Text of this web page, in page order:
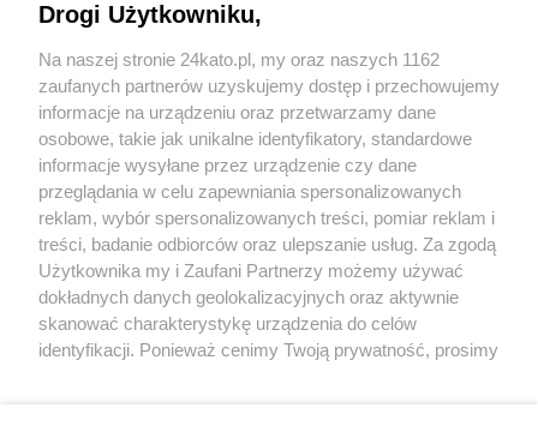
Wydawca mediów lokalnych
Nie zapomnij
zapoznać się z:
polityką prywatności regulamin korzystania z portali
Twojemiasto
Piekary Śląskie
Chorzów
Tarnowskie Góry
Skontakuj sięz nami
Kontakt
Wydawca
Redakcja
Drogi Użytkowniku,
Na naszej stronie 24kato.pl, my oraz naszych 1162
zaufanych partnerów uzyskujemy dostęp i przechowujemy
informacje na urządzeniu oraz przetwarzamy dane
osobowe, takie jak unikalne identyfikatory, standardowe
informacje wysyłane przez urządzenie czy dane
przeglądania w celu zapewniania spersonalizowanych
reklam, wybór spersonalizowanych treści, pomiar reklam i
treści, badanie odbiorców oraz ulepszanie usług. Za zgodą
Użytkownika my i Zaufani Partnerzy możemy używać
dokładnych danych geolokalizacyjnych oraz aktywnie
skanować charakterystykę urządzenia do celów
identyfikacji. Ponieważ cenimy Twoją prywatność, prosimy